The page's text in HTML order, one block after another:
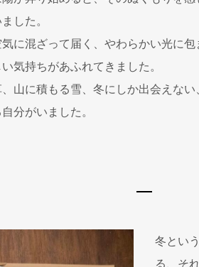
した。
に混ざって届く、やわらかい光に
気持ちがあふれてきました。
山に積もる雪、冬にしか出会えな
分がいました。
冬とい
る、そ